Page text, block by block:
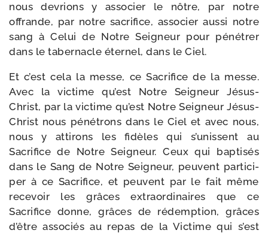
nous devrions y asso­cier le nôtre, par notre
offrande, par notre sacri­fice, asso­cier aus­si notre
sang à Celui de Notre Seigneur pour péné­trer
dans le taber­nacle éter­nel, dans le Ciel.
Et c’est cela la messe, ce Sacrifice de la messe.
Avec la vic­time qu’est Notre Seigneur Jésus-​
Christ, par la vic­time qu’est Notre Seigneur Jésus-​
Christ nous péné­trons dans le Ciel et avec nous,
nous y atti­rons les fidèles qui s’unissent au
Sacrifice de Notre Seigneur. Ceux qui bap­ti­sés
dans le Sang de Notre Seigneur, peuvent par­ti­ci­
per à ce Sacrifice, et peuvent par le fait même
rece­voir les grâces extra­or­di­naires que ce
Sacrifice donne, grâces de rédemp­tion, grâces
d’être asso­ciés au repas de la Victime qui s’est